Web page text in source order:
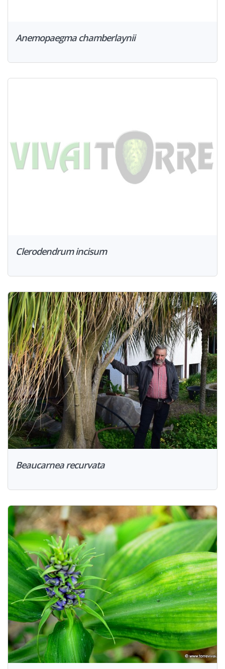
Anemopaegma chamberlaynii
Clerodendrum incisum
Beaucarnea recurvata